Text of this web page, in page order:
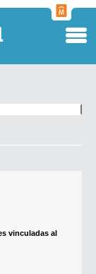
vinculadas al